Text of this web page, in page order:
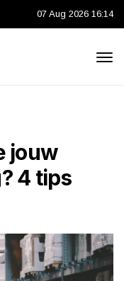
07 Aug 2026 16:14
jouw
4 tips